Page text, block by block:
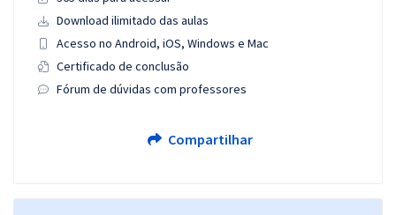
Download ilimitado das aulas
Acesso no Android, iOS, Windows e Mac
Certificado de conclusão
Fórum de dúvidas com professores
Compartilhar